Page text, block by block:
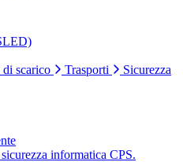
scarico Trasporti
Sicurezza
informatica CPS.